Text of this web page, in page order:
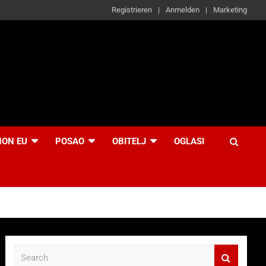
Registrieren Anmelden Marketing
EU POSAO OBITELJ OGLASI